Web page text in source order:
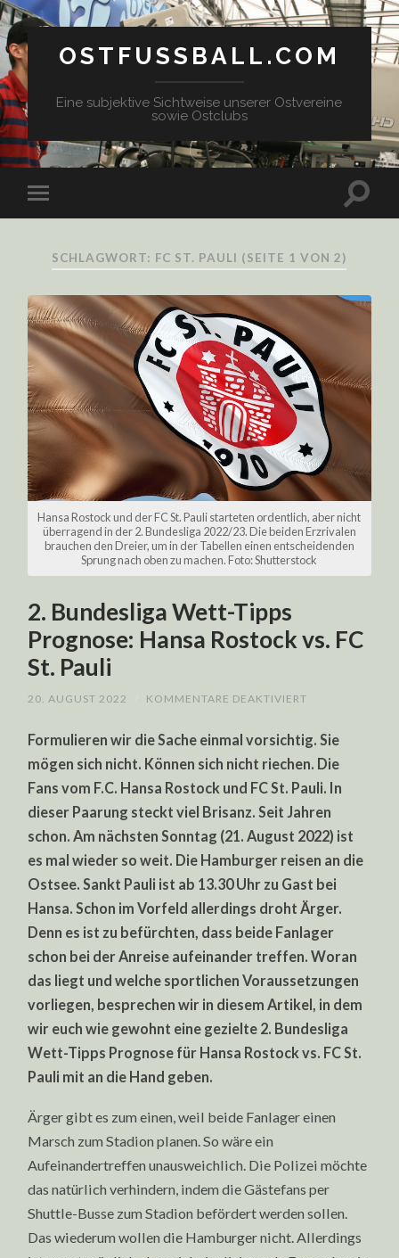
OSTFUSSBALL.COM
Eine subjektive Sichtweise unserer Ostvereine
sowie Ostclubs
SCHLAGWORT: FC ST. PAULI (SEITE 1 VON 2)
Hansa Rostock und der FC St. Pauli starteten ordentlich, aber nicht
überragend in der 2. Bundesliga 2022/23. Die beiden Erzrivalen
brauchen den Dreier, um in der Tabellen einen entscheidenden
Sprung nach oben zu machen. Foto: Shutterstock
2. Bundesliga Wett-Tipps
Prognose: Hansa Rostock vs. FC
St. Pauli
20. AUGUST 2022 KOMMENTARE DEAKTIVIERT
WETT-
TIPPS
PROGNOSE:
ROSTOCK
FC
ST.
PAULI
Formulieren wir die Sache einmal vorsichtig. Sie
mögen sich nicht. Können sich nicht riechen. Die
Fans vom F.C. Hansa Rostock und FC St. Pauli. In
dieser Paarung steckt viel Brisanz. Seit Jahren
schon. Am nächsten Sonntag (21. August 2022) ist
es mal wieder so weit. Die Hamburger reisen an die
Ostsee. Sankt Pauli ist ab 13.30 Uhr zu Gast bei
Hansa. Schon im Vorfeld allerdings droht Ärger.
Denn es ist zu befürchten, dass beide Fanlager
schon bei der Anreise aufeinander treffen. Woran
das liegt und welche sportlichen Voraussetzungen
vorliegen, besprechen wir in diesem Artikel, in dem
wir euch wie gewohnt eine gezielte 2. Bundesliga
Wett-Tipps Prognose für Hansa Rostock vs. FC St.
Pauli mit an die Hand geben.
Ärger gibt es zum einen, weil beide Fanlager einen
Marsch zum Stadion planen. So wäre ein
Aufeinandertreffen unausweichlich. Die Polizei möchte
das natürlich verhindern, indem die Gästefans per
Shuttle-Busse zum Stadion befördert werden sollen.
Das wiederum wollen die Hamburger nicht. Allerdings